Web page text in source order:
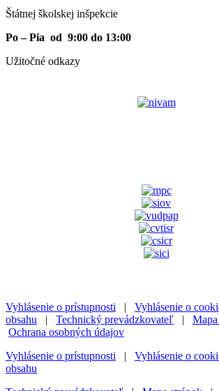
Štátnej školskej inšpekcie
Po – Pia od 9:00 do 13:00
Užitočné odkazy
Vyhlásenie o prístupnosti | Vyhlásenie o
obsahu | Technický prevádzkovateľ |
Ochrana osobných údajov
Vyhlásenie o prístupnosti | Vyhlásenie o
obsahu